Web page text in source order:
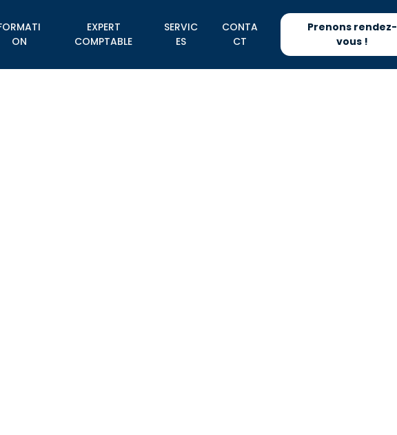
ON
EXPERT
COMPTABLE
SERVIC
ES
CONTA
CT
Prenons rendez-
vous !